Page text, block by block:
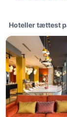
Hoteller tættest